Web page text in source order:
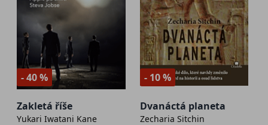
- 40 %
Zakletá říše
Yukari Iwatani Kane
- 10 %
Dvanáctá planeta
Zecharia Sitchin